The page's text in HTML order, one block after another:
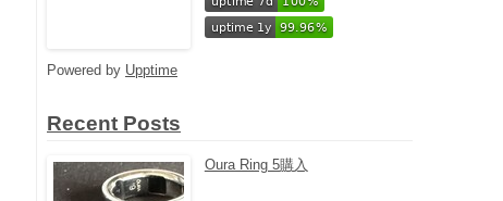
Powered by Upptime
Recent Posts
Oura Ring 5購入